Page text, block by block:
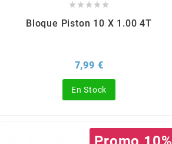
    
Bloque Piston 10 X 1.00 4T
7,99 €Prix
En Stock